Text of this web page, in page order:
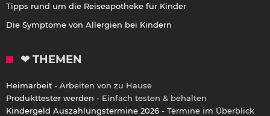
Tipps rund um die Reiseapotheke für Kinder
Die Symptome von Allergien bei Kindern
❤ THEMEN
Heimarbeit - Arbeiten von zu Hause
Produkttester werden - Einfach testen & behalten
Kindergeld Auszahlungstermine 2026 - Termine im Überblick